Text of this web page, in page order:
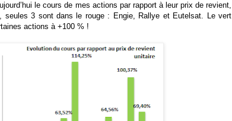
le cours de mes actions par rapport à leur prix de revient,
seules 3 sont dans le rouge : Engie, Rallye et Eutelsat. Le vert
actions à +100 % !